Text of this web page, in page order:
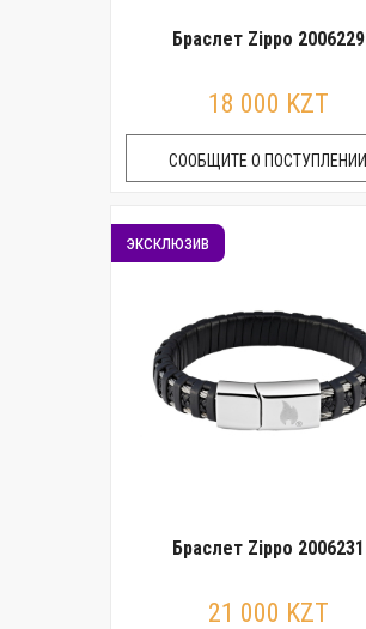
Браслет Zippo 2006229
18 000 KZT
СООБЩИТЕ О ПОСТУПЛЕНИИ
эксклюзив
Браслет Zippo 2006231
21 000 KZT